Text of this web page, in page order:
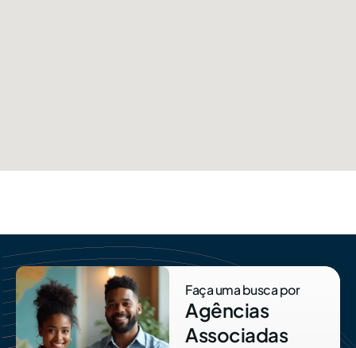
Faça uma busca por
Agências
Associadas